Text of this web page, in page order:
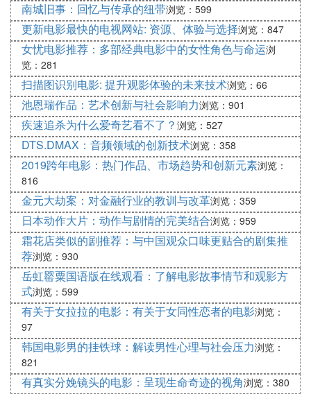
分析《牛奶药》中的人物形象和心理描写
《牛奶药》中的人物形象丰满而生动，他们的心理描
写展示了碧姬莱尔对人性的独特洞察。通过分析作品
中的人物形象和心理描写，我们可以更好地理解作品
中的情感和主题。
讨论《牛奶药》在不同文化背景下的解读和
评价
《牛奶药》作为一部具有普世价值的文学作品，不仅
在美国文化中受到高度赞赏，也在其他文化背景下产
生了广泛的影响。通过探讨不同文化背景下的解读和
评价，我们可以更好地理解作品的多维意义。
分析《牛奶药》中的象征意义和隐喻手法
《牛奶药》中运用了丰富的象征意义和隐喻手法，通
过比喻和隐喻的方式，作者传达了深刻的思想和观
念。通过分析这些象征意义和隐喻手法，我们可以更
好地理解作品的寓意和主题。
南城旧事：回忆与传承的纽带浏览：599
更新电影最快的电视网站: 资源、体验与选择浏览：847
女忧电影推荐：多部经典电影中的女性角色与命运浏
览：281
扫描图识别电影: 提升观影体验的未来技术浏览：66
池恩瑞作品：艺术创新与社会影响力浏览：901
疾速追杀为什么爱奇艺看不了？ 浏览：527
DTS.DMAX：音频领域的创新技术浏览：358
2019跨年电影：热门作品、市场趋势和创新元素浏览：
816
金元大劫案：对金融行业的教训与改革浏览：359
日本动作大片：动作与剧情的完美结合浏览：959
霜花店类似的剧推荐：与中国观众口味更贴合的剧集推
荐浏览：930
岳虹罂粟国语版在线观看：了解电影故事情节和观影方
式浏览：599
有关于女拉拉的电影：有关于女同性恋者的电影浏览：
97
韩国电影男的挂铁球：解读男性心理与社会压力浏览：
821
有真实分娩镜头的电影：呈现生命奇迹的视角浏览：380